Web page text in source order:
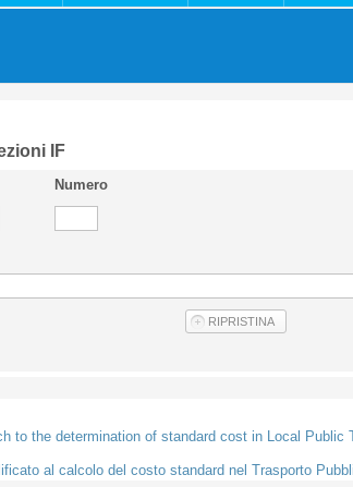
IF
Numero
to the determination of standard cost in Local Public
al calcolo del costo standard nel Trasporto